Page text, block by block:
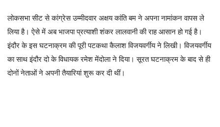
लोकसभा सीट से कांग्रेस उम्मीदवार अक्षय कांति बम ने अपना नामांकन वापस ले
लिया है। ऐसे में अब भाजपा प्रत्याशी शंकर लालवानी की राह आसान हो गई है।
इंदौर के इस घटनाक्रम की पूरी पटकथा कैलाश विजयवर्गीय ने लिखी। विजयवर्गीय
का साथ इंदौर दो के विधायक रमेश मेंदोला ने दिया। सूरत घटनाक्रम के बाद से ही
दोनों नेताओं ने अपनी तैयारियां शुरू कर दी थीं।